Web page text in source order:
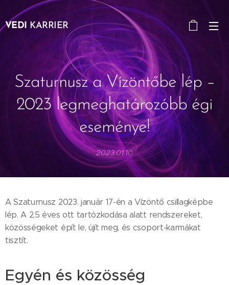
VEDI KARRIER
Szaturnusz a Vízöntőbe lép –
2023 legmeghatározóbb égi
eseménye!
2023.01.10
A Szaturnusz 2023. január 17-én a Vízöntő csillagképbe
lép. A 2,5 éves ott tartózkodása alatt rendszereket,
közösségeket épít le, újít meg, és csoport-karmákat
tisztít.
Egyén és közösség